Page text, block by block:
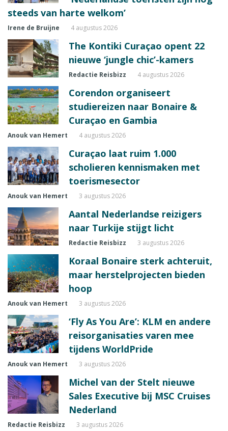
steeds van harte welkom’
Irene de Bruijne 4 augustus 2026
The Kontiki Curaçao opent 22
nieuwe ‘jungle chic’-kamers
Redactie Reisbizz 4 augustus 2026
Corendon organiseert
studiereizen naar Bonaire &
Curaçao en Gambia
Anouk van Hemert 4 augustus 2026
Curaçao laat ruim 1.000
scholieren kennismaken met
toerismesector
Anouk van Hemert 3 augustus 2026
Aantal Nederlandse reizigers
naar Turkije stijgt licht
Redactie Reisbizz 3 augustus 2026
Koraal Bonaire sterk achteruit,
maar herstelprojecten bieden
hoop
Anouk van Hemert 3 augustus 2026
‘Fly As You Are’: KLM en andere
reisorganisaties varen mee
tijdens WorldPride
Anouk van Hemert 3 augustus 2026
Michel van der Stelt nieuwe
Sales Executive bij MSC Cruises
Nederland
Redactie Reisbizz 3 augustus 2026